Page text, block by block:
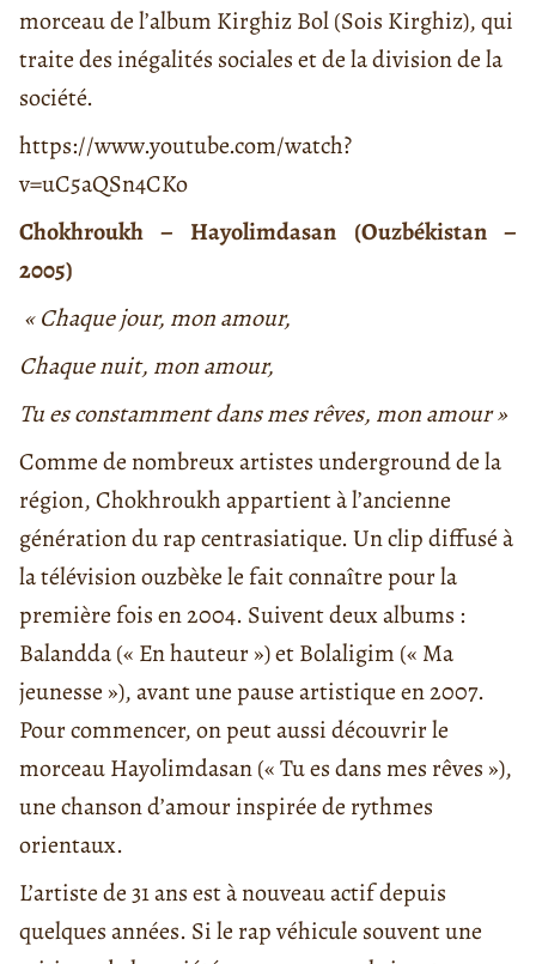
morceau de l’album Kirghiz Bol (Sois Kirghiz), qui
traite des inégalités sociales et de la division de la
société.
https://www.youtube.com/watch?
v=uC5aQSn4CKo
Chokhroukh – Hayolimdasan (Ouzbékistan –
2005)
« Chaque jour, mon amour,
Chaque nuit, mon amour,
Tu es constamment dans mes rêves, mon amour »
Comme de nombreux artistes underground de la
région, Chokhroukh appartient à l’ancienne
génération du rap centrasiatique. Un clip diffusé à
la télévision ouzbèke le fait connaître pour la
première fois en 2004. Suivent deux albums :
Balandda (« En hauteur ») et Bolaligim (« Ma
jeunesse »), avant une pause artistique en 2007.
Pour commencer, on peut aussi découvrir le
morceau Hayolimdasan (« Tu es dans mes rêves »),
une chanson d’amour inspirée de rythmes
orientaux.
L’artiste de 31 ans est à nouveau actif depuis
quelques années. Si le rap véhicule souvent une